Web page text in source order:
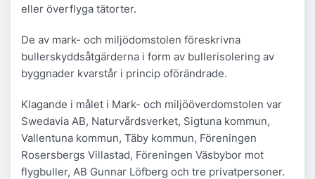
eller överflyga tätorter.
De av mark- och miljödomstolen föreskrivna
bullerskyddsåtgärderna i form av bullerisolering av
byggnader kvarstår i princip oförändrade.
Klagande i målet i Mark- och miljööverdomstolen var
Swedavia AB, Naturvårdsverket, Sigtuna kommun,
Vallentuna kommun, Täby kommun, Föreningen
Rosersbergs Villastad, Föreningen Väsbybor mot
flygbuller, AB Gunnar Löfberg och tre privatpersoner.